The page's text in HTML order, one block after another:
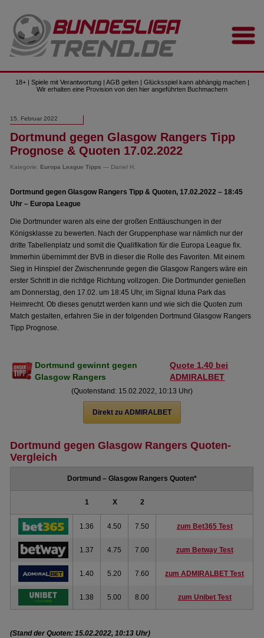
18+ | Spiele mit Verantwortung | AGB gelten | Glücksspiel kann abhängig machen |
Wir erhalten eine Provision von den hier angeführten Buchmachern
15. Februar 2022
Dortmund gegen Glasgow Rangers Tipp
Prognose & Quoten 17.02.2022
Kategorie: Europa League Tipps — Daniel H.
Dortmund gegen Glasgow Rangers Tipp & Quoten, 17.02.2022 – 18:45
Uhr – Europa League
Die Dortmunder waren als eine der großen Enttäuschungen in der
Königsklasse zu bewerten. Nach der Gruppenphase war nämlich nur der
dritte Tabellenplatz und somit die Qualifikation für die Europa League fix.
Immerhin übernimmt der BVB in dieser die Rolle des Favoriten. Mit einem
Sieg in Hinspiel der Zwischenrunde gegen die Glasgow Rangers wäre ein
erster Schritt in die richtige Richtung vollzogen. Die Dortmunder genießen
am Donnerstag, den 17.02. um 18:45 Uhr, im Signal Iduna Park das
Heimrecht. Ob dieses genutzt werden kann und wie sich die Quoten zum
Match gestalten, erfahren Sie in der folgenden Dortmund Glasgow Rangers
Tipp Prognose.
Dortmund gewinnt gegen
Glasgow Rangers
Quote 1.40 bei
ADMIRALBET
(Quotenstand: 15.02.2022, 10:13 Uhr)
Direkt zu ADMIRALBET
Dortmund gegen Glasgow Rangers Quoten-
Vergleich
Dortmund – Glasgow Rangers Quoten*
1 X 2
1.36 4.50 7.50 zum Bet365 Test
1.37 4.75 7.00 zum Betway Test
1.40 5.20 7.60 zum ADMIRALBET Test
1.38 5.00 8.00 zum Unibet Test
(Stand der Quoten: 15.02.2022, 10:13 Uhr)